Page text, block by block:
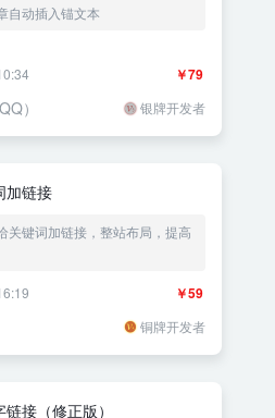
自动插入锚文本
￥79
） 银牌开发者
加链接
关键词加链接，整站布局，提高
￥59
铜牌开发者
链接（修正版）